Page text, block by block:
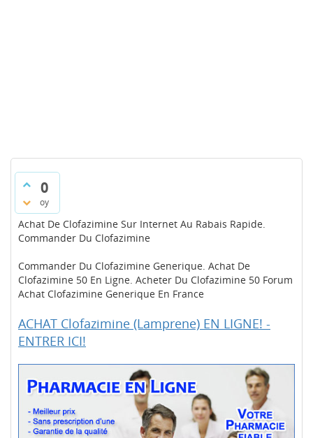
0
oy
Achat De Clofazimine Sur Internet Au Rabais Rapide.
Commander Du Clofazimine
Commander Du Clofazimine Generique. Achat De
Clofazimine 50 En Ligne. Acheter Du Clofazimine 50 Forum
Achat Clofazimine Generique En France
ACHAT Clofazimine (Lamprene) EN LIGNE! -
ENTRER ICI!